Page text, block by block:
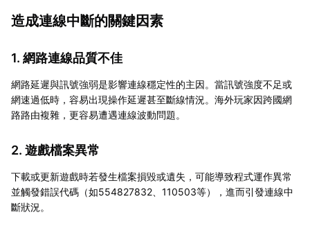
造成連線中斷的關鍵因素
1. 網路連線品質不佳
網路延遲與訊號強弱是影響連線穩定性的主因。當訊號強度不足或
網速過低時，容易出現操作延遲甚至斷線情況。海外玩家因跨國網
路路由複雜，更容易遭遇連線波動問題。
2. 遊戲檔案異常
下載或更新遊戲時若發生檔案損毀或遺失，可能導致程式運作異常
並觸發錯誤代碼（如554827832、110503等），進而引發連線中
斷狀況。